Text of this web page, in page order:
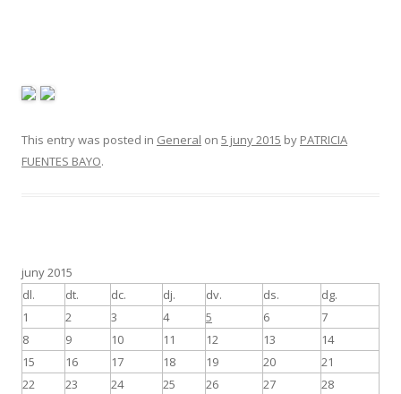
This entry was posted in General on 5 juny 2015 by PATRICIA
FUENTES BAYO.
juny 2015
dl.
dt. dc. dj. dv. ds. dg.
1 2 3 4 5 6
7
8
9 10 11 12 13
14
15
16 17 18 19 20
21
22
23 24 25 26 27
28